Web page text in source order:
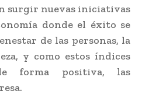
surgir nuevas iniciativas
donde el éxito se
de las personas, la
y como estos índices
forma positiva, las